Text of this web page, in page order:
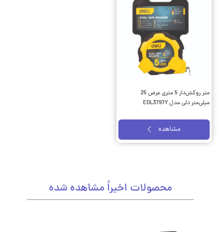
متر روکش‌دار 5 متری عرض 25
میلی‌متر دلی مدل EDL3797Y
مشاهده
محصولات اخیراً مشاهده شده